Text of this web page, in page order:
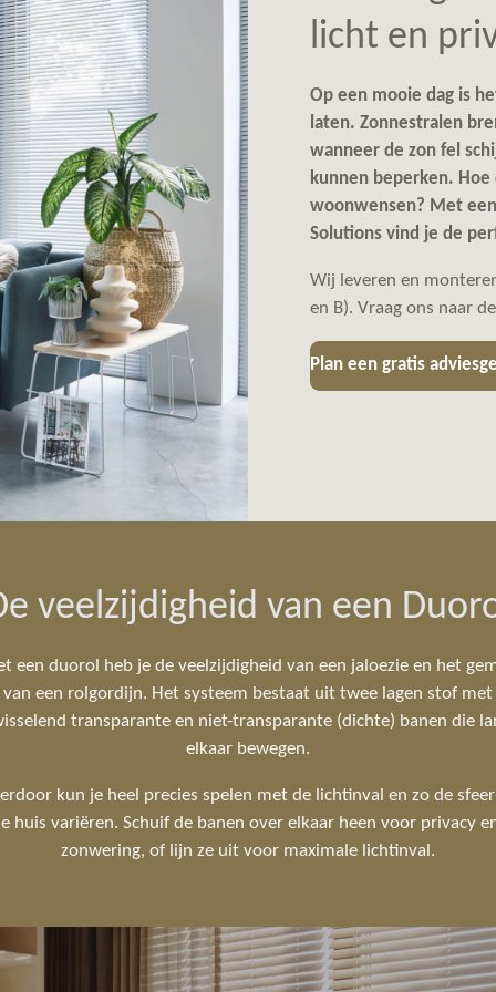
licht en
Op een mooie dag is
laten. Zonnestralen
wanneer de zon fel
kunnen beperken.
woonwensen? Met
Solutions vind je de
Wij leveren en
en B). Vraag ons naar
Plan een gratis
veelzijdigheid van een
een duorol heb je de veelzijdigheid van een jaloezie en het
van een rolgordijn. Het systeem bestaat uit twee lagen stof met
transparante en niet-transparante (dichte) banen die
elkaar bewegen.
kun je heel precies spelen met de lichtinval en zo de
huis variëren. Schuif de banen over elkaar heen voor privacy
zonwering, of lijn ze uit voor maximale lichtinval.